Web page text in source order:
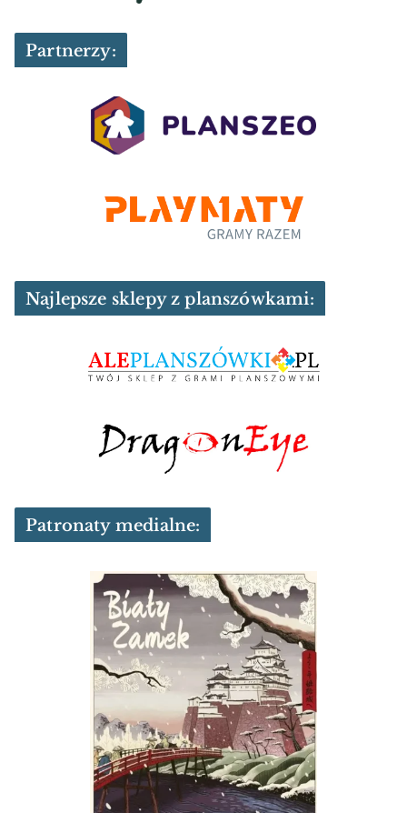
Partnerzy:
Najlepsze sklepy z planszówkami:
Patronaty medialne: